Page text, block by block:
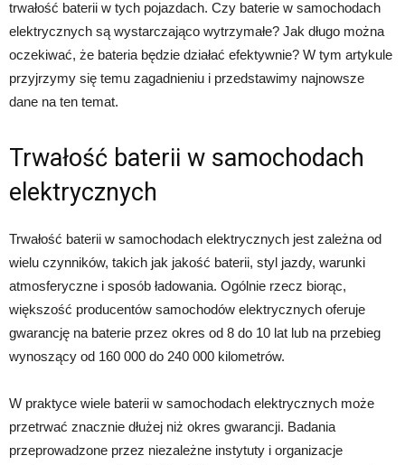
trwałość baterii w tych pojazdach. Czy baterie w samochodach
elektrycznych są wystarczająco wytrzymałe? Jak długo można
oczekiwać, że bateria będzie działać efektywnie? W tym artykule
przyjrzymy się temu zagadnieniu i przedstawimy najnowsze
dane na ten temat.
Trwałość baterii w samochodach
elektrycznych
Trwałość baterii w samochodach elektrycznych jest zależna od
wielu czynników, takich jak jakość baterii, styl jazdy, warunki
atmosferyczne i sposób ładowania. Ogólnie rzecz biorąc,
większość producentów samochodów elektrycznych oferuje
gwarancję na baterie przez okres od 8 do 10 lat lub na przebieg
wynoszący od 160 000 do 240 000 kilometrów.
W praktyce wiele baterii w samochodach elektrycznych może
przetrwać znacznie dłużej niż okres gwarancji. Badania
przeprowadzone przez niezależne instytuty i organizacje